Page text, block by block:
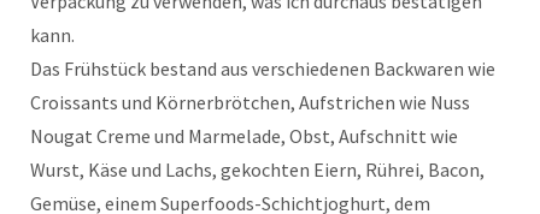
kann.
Das Frühstück bestand aus verschiedenen Backwaren wie
Croissants und Körnerbrötchen, Aufstrichen wie Nuss
Nougat Creme und Marmelade, Obst, Aufschnitt wie
Wurst, Käse und Lachs, gekochten Eiern, Rührei, Bacon,
Gemüse, einem Superfoods-Schichtjoghurt, dem